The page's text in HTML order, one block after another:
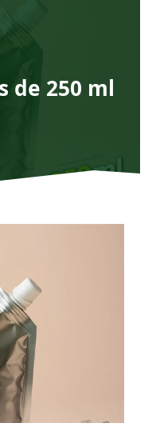
de 250 ml